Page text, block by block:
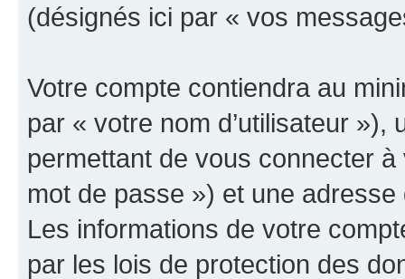
(désignés ici par « vos
Votre compte contiendra au
par « votre nom d’utilisateur
permettant de vous connecter
mot de passe ») et une
Les informations de votre
par les lois de protection des